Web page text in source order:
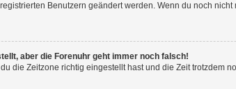
Benutzern geändert werden. Wenn du noch
aber die Forenuhr geht immer noch falsch!
die Zeitzone richtig eingestellt hast und die Zeit trotzdem